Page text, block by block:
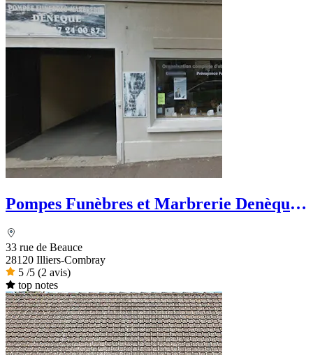
Pompes Funèbres et Marbrerie Denèque -
33 rue de Beauce
28120 Illiers-Combray
5 /5 (2 avis)
top notes